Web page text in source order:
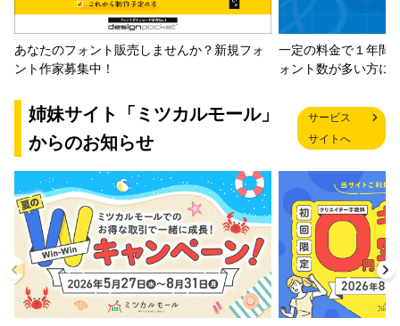
あなたのフォント販売しませんか？新規フォ
ント作家募集中！
一定の料金で１年間
ォント数が多い方に
姉妹サイト「ミツカルモール」
からのお知らせ
サービス
サイトへ